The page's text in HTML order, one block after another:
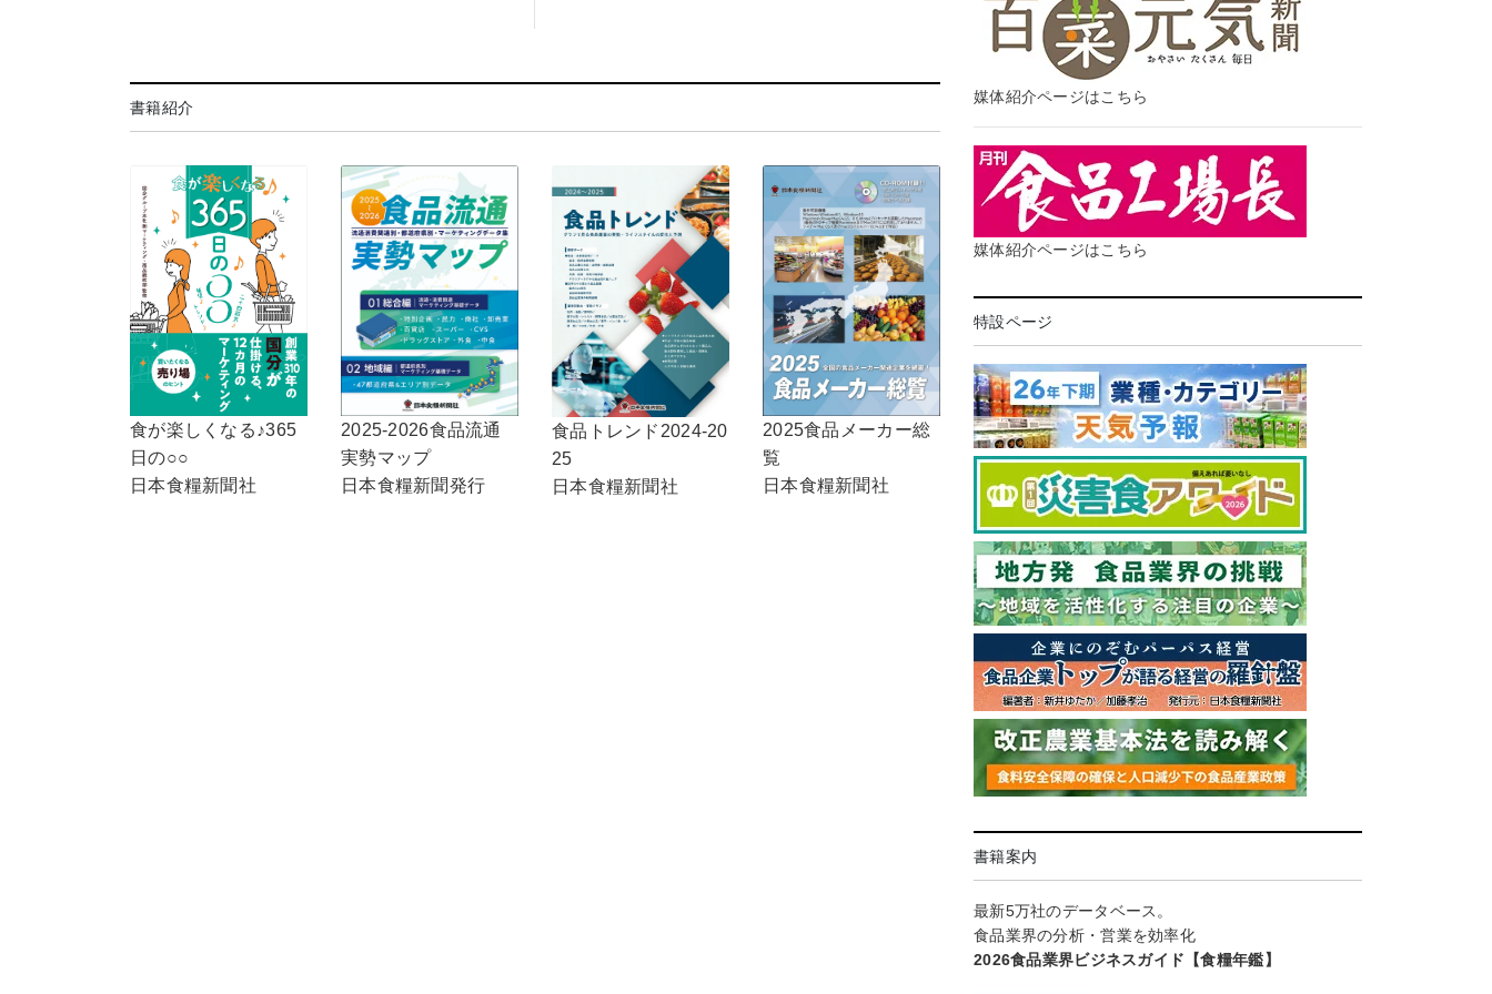
書籍紹介
食が楽しくなる♪365
日の○○
日本食糧新聞社
2025-2026食品流通
実勢マップ
日本食糧新聞発行
食品トレンド2024-20
25
日本食糧新聞社
2025食品メーカー総
覧
日本食糧新聞社
媒体紹介ページはこちら
媒体紹介ページはこちら
特設ページ
書籍案内
最新5万社のデータベース。
食品業界の分析・営業を効率化
2026食品業界ビジネスガイド【食糧年鑑】